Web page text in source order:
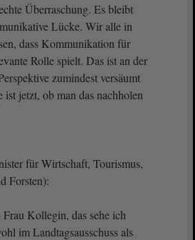
Überraschung. Es bleibt
Lücke. Wir alle in
dass Kommunikation für
Rolle spielt. Das ist an der
zumindest versäumt
jetzt, ob man das nachholen
für Wirtschaft, Tourismus,
Forsten):
Kollegin, das sehe ich
im Landtagsausschuss als